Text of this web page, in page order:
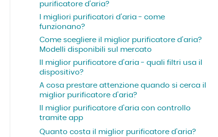
purificatore d’aria?
I migliori purificatori d’aria - come
funzionano?
Come scegliere il miglior purificatore d’aria?
Modelli disponibili sul mercato
Il miglior purificatore d’aria - quali filtri usa il
dispositivo?
A cosa prestare attenzione quando si cerca il
miglior purificatore d’aria?
Il miglior purificatore d’aria con controllo
tramite app
Quanto costa il miglior purificatore d’aria?